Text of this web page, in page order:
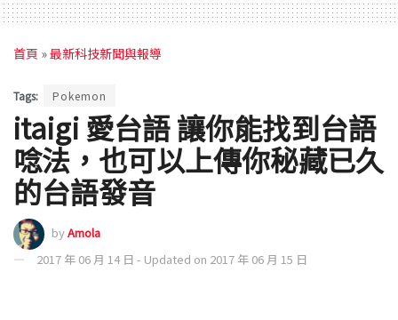
首頁 »最新科技新聞與報導
Tags: Pokemon
itaigi 愛台語 讓你能找到台語
唸法，也可以上傳你秘藏已久
的台語發音
byAmola
2017 年 06 月 14 日 - Updated on 2017 年 06 月 15 日